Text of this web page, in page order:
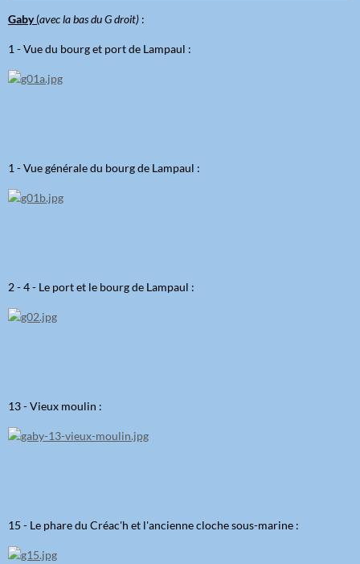
Gaby(avec la bas du G droit) :
1 - Vue du bourg et port de Lampaul :
1 - Vue générale du bourg de Lampaul :
2 - 4 - Le port et le bourg de Lampaul :
13 - Vieux moulin :
15 - Le phare du Créac'h et l'ancienne cloche sous-marine :